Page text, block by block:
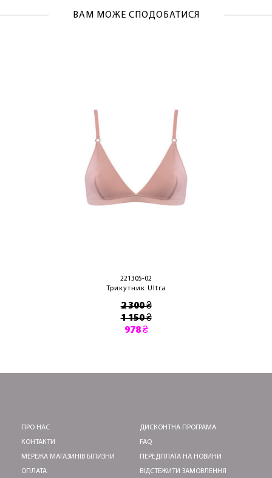
ВАМ МОЖЕ СПОДОБАТИСЯ
221305-02
Трикутник Ultra
2 300 ₴
1 150 ₴
978 ₴
ПРО НАС
КОНТАКТИ
МЕРЕЖА МАГАЗИНІВ БІЛИЗНИ
ОПЛАТА
ДИСКОНТНА ПРОГРАМА
FAQ
ПЕРЕДПЛАТА НА НОВИНИ
ВІДСТЕЖИТИ ЗАМОВЛЕННЯ